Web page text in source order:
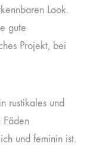
Look.
gute
Projekt, bei
rustikales und
Fäden
und feminin ist.